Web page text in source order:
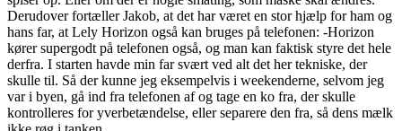
Derudover fortæller Jakob, at det har været en stor hjælp for ham og
hans far, at Lely Horizon også kan bruges på telefonen: -Horizon
kører supergodt på telefonen også, og man kan faktisk styre det hele
derfra. I starten havde min far svært ved alt det her tekniske, der
skulle til. Så der kunne jeg eksempelvis i weekenderne, selvom jeg
var i byen, gå ind fra telefonen af og tage en ko fra, der skulle
kontrolleres for yverbetændelse, eller separere den fra, så dens mælk